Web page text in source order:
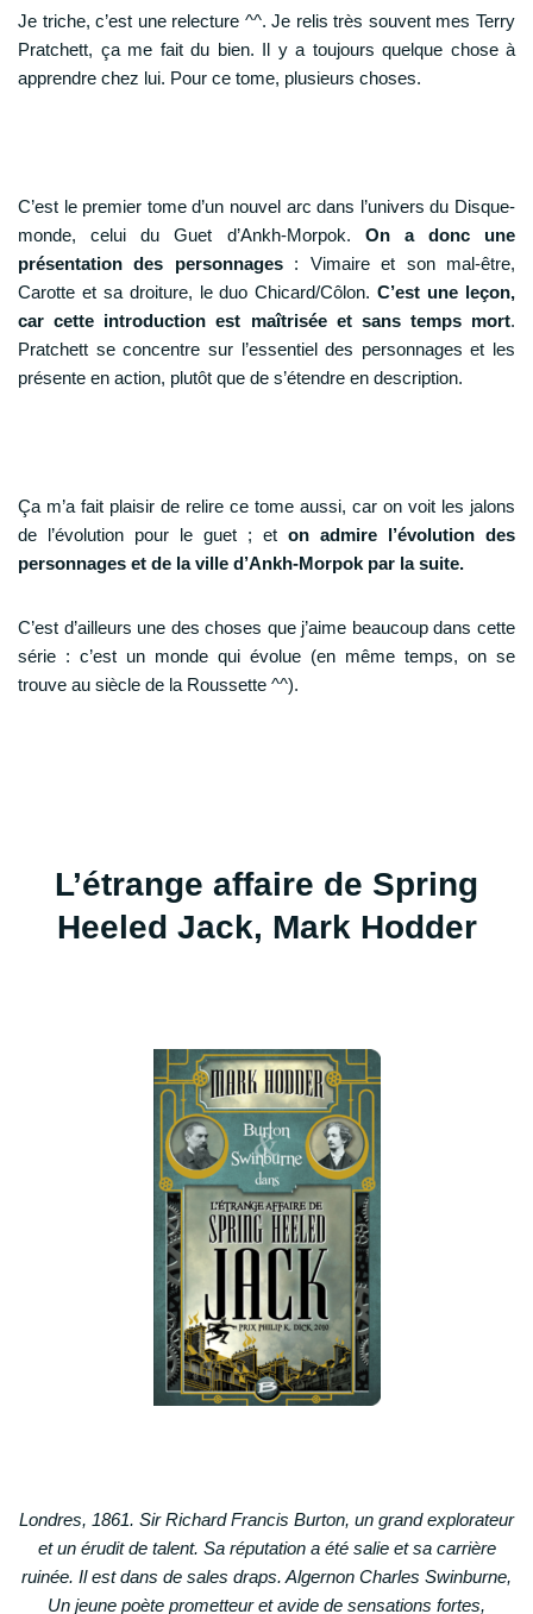
Je triche, c’est une relecture ^^. Je relis très souvent mes Terry
Pratchett, ça me fait du bien. Il y a toujours quelque chose à
apprendre chez lui. Pour ce tome, plusieurs choses.
C’est le premier tome d’un nouvel arc dans l’univers du Disque-
monde, celui du Guet d’Ankh-Morpok. On a donc une
présentation des personnages: Vimaire et son mal-être,
Carotte et sa droiture, le duo Chicard/Côlon.C’est une leçon,
car cette introduction est maîtrisée et sans temps mort.
Pratchett se concentre sur l’essentiel des personnages et les
présente en action, plutôt que de s’étendre en description.
Ça m’a fait plaisir de relire ce tome aussi, car on voit les jalons
de l’évolution pour le guet ; et on admire l’évolution des
personnages et de la ville d’Ankh-Morpok par la suite.
C’est d’ailleurs une des choses que j’aime beaucoup dans cette
série : c’est un monde qui évolue (en même temps, on se
trouve au siècle de la Roussette ^^).
L’étrange affaire de Spring
Heeled Jack, Mark Hodder
Londres, 1861. Sir Richard Francis Burton, un grand explorateur
et un érudit de talent. Sa réputation a été salie et sa carrière
ruinée. Il est dans de sales draps. Algernon Charles Swinburne,
Un jeune poète prometteur et avide de sensations fortes,